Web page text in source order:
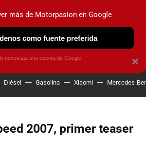
ELÉCTRICOS OBSERVATORIO
Diésel Gasolina Xiaomi Mercedes-
2007, primer teaser
×
más de Motorpasion en Google
como fuente preferida
necesitas una cuenta de Google